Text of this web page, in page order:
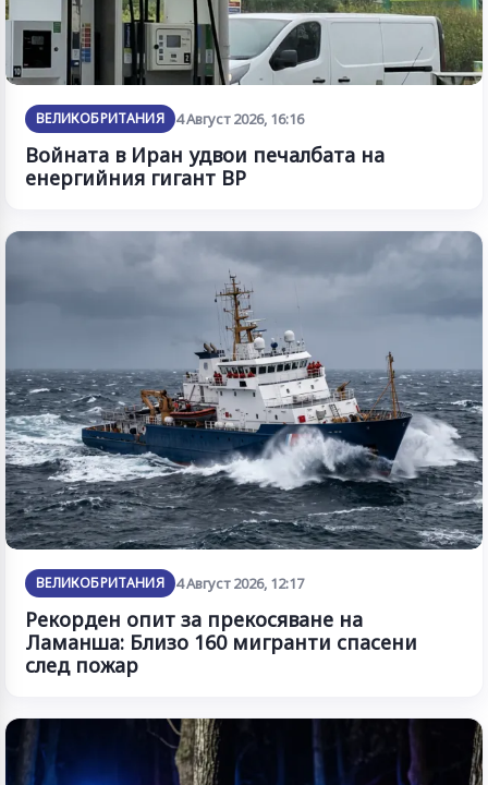
ВЕЛИКОБРИТАНИЯ 4 Август 2026, 16:16
Войната в Иран удвои печалбата на
енергийния гигант BP
ВЕЛИКОБРИТАНИЯ 4 Август 2026, 12:17
Рекорден опит за прекосяване на
Ламанша: Близо 160 мигранти спасени
след пожар